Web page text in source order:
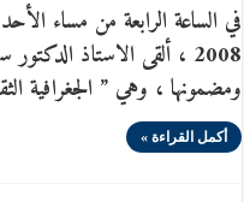
في الساعة الرابعة من مساء
2008 ، ألقى الاستاذ
ومضمونها ، وهي ” الجغرافية
أكمل القراءة »